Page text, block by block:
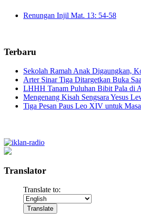
Renungan Injil Mat. 13: 54-58
Terbaru
Sekolah Ramah Anak Digaungkan,
Arter Sinar Tiga Ditargetkan Buka
LHHH Tanam Puluhan Bibit Pala di
Mengenang Kisah Sengsara Yesus
Tiga Pesan Paus Leo XIV untuk
Translator
Translate to: